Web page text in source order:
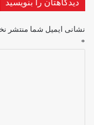
دیدگاهتان را بنویسید
نشانی ایمیل شما منتشر
*